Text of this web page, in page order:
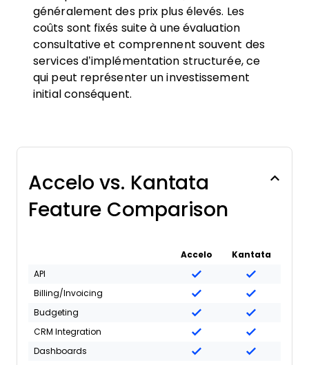
généralement des prix plus élevés. Les
coûts sont fixés suite à une évaluation
consultative et comprennent souvent des
services d’implémentation structurée, ce
qui peut représenter un investissement
initial conséquent.
Accelo vs. Kantata
Feature Comparison
Accelo
Kantata
API
Billing/Invoicing
Budgeting
CRM Integration
Dashboards